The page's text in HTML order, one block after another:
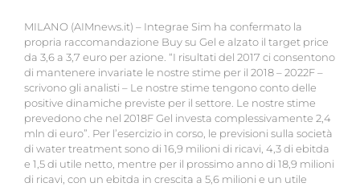
MILANO (AIMnews.it) – Integrae Sim ha confermato la
propria raccomandazione Buy su Gel e alzato il target price
da 3,6 a 3,7 euro per azione. “I risultati del 2017 ci consentono
di mantenere invariate le nostre stime per il 2018 – 2022F –
scrivono gli analisti – Le nostre stime tengono conto delle
positive dinamiche previste per il settore. Le nostre stime
prevedono che nel 2018F Gel investa complessivamente 2,4
mln di euro”. Per l’esercizio in corso, le previsioni sulla società
di water treatment sono di 16,9 milioni di ricavi, 4,3 di ebitda
e 1,5 di utile netto, mentre per il prossimo anno di 18,9 milioni
di ricavi, con un ebitda in crescita a 5,6 milioni e un utile